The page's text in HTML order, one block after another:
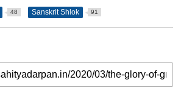
48 Sanskrit Shlok 91